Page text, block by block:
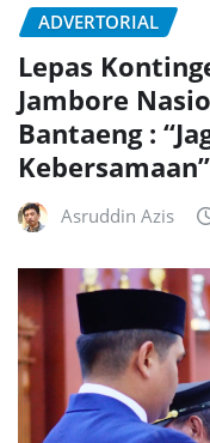
ADVERTORIAL
Lepas
Jambore
Bantaeng :
Kebersamaan”
Asruddin Azis